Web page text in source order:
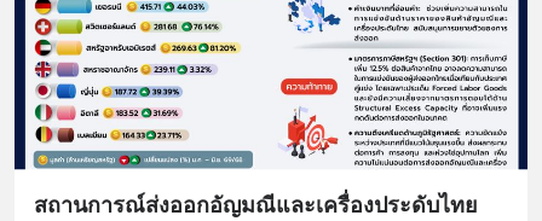
สถานการณ์ส่งออกอัญมณีและเครื่องประดับไทย